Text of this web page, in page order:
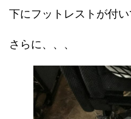
下にフットレストが付い
さらに、、、